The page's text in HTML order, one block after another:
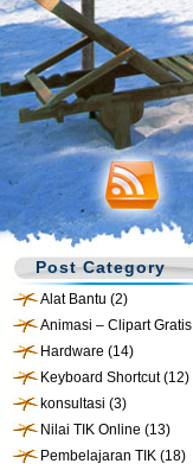
Post Category
Alat Bantu (2)
Animasi – Clipart Gratis
Hardware (14)
Keyboard Shortcut(12)
konsultasi (3)
Nilai TIK Online (13)
Pembelajaran TIK (18)